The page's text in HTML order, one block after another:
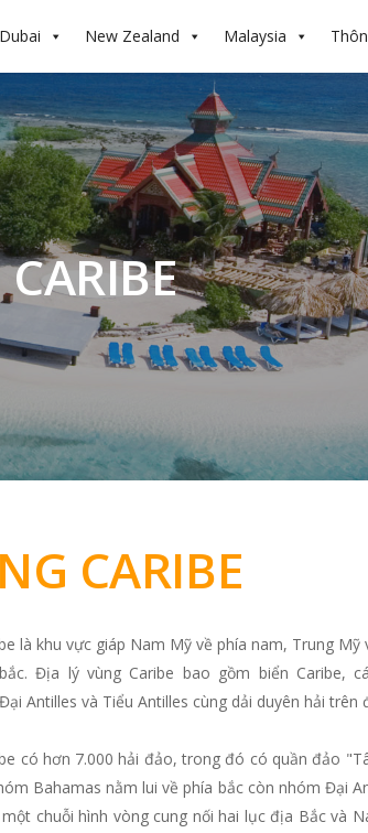
Dubai New Zealand Malaysia
CARIBE
là khu vực giáp Nam Mỹ về phía nam, Trung Mỹ
Địa lý vùng Caribe bao gồm biển Caribe,
Antilles và Tiểu Antilles cùng dải duyên hải trên
có hơn 7.000 hải đảo, trong đó có quần đảo
Bahamas nằm lui về phía bắc còn nhóm Đại
chuỗi hình vòng cung nối hai lục địa Bắc và